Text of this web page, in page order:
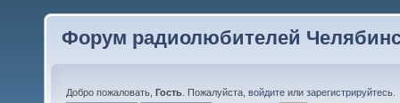
Форум радиолюбителей
Добро пожаловать, Гость . Пожалуйста, войдите или зарегистрируйтесь